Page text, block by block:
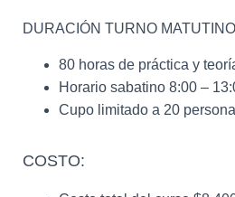
DURACIÓN TURNO MATUTINO
80 horas de práctica y
Horario sabatino 8:00 –
Cupo limitado a 20
COSTO: